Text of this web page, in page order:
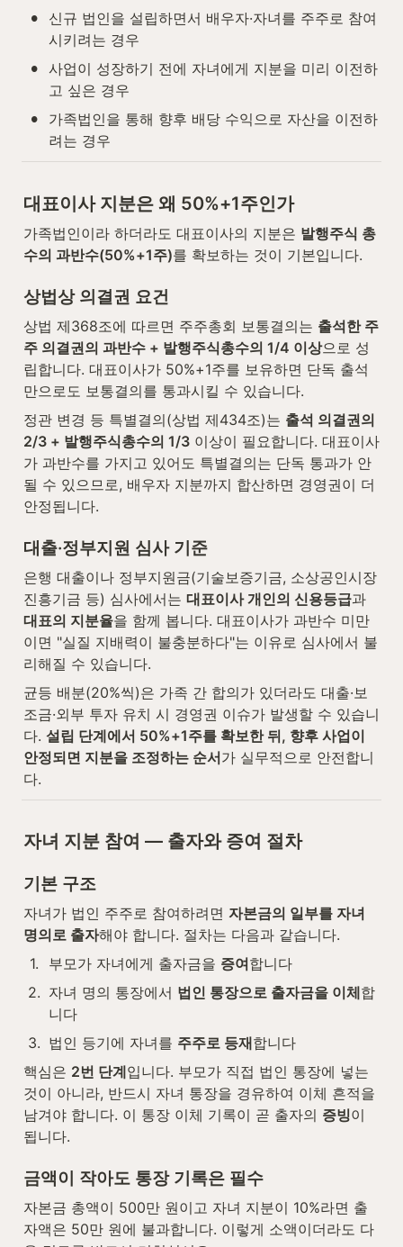
•
신규 법인을 설립하면서 배우자·자녀를 주주로 참여
시키려는 경우
• 사업이 성장하기 전에 자녀에게 지분을 미리 이전하
고 싶은 경우
•
가족법인을 통해 향후 배당 수익으로 자산을 이전하
려는 경우
대표이사 지분은 왜 50%+1주인가
가족법인이라 하더라도 대표이사의 지분은 발행주식 총
수의 과반수(50%+1주)를 확보하는 것이 기본입니다.
상법상 의결권 요건
상법 제368조에 따르면 주주총회 보통결의는 출석한 주
주 의결권의 과반수 + 발행주식총수의 1/4 이상으로 성
립합니다. 대표이사가 50%+1주를 보유하면 단독 출석
만으로도 보통결의를 통과시킬 수 있습니다.
정관 변경 등 특별결의(상법 제434조)는 출석 의결권의
2/3 + 발행주식총수의 1/3 이상이 필요합니다. 대표이사
가 과반수를 가지고 있어도 특별결의는 단독 통과가 안
될 수 있으므로, 배우자 지분까지 합산하면 경영권이 더
안정됩니다.
대출·정부지원 심사 기준
은행 대출이나 정부지원금(기술보증기금, 소상공인시장
진흥기금 등) 심사에서는 대표이사 개인의 신용등급
대표의 지분율을 함께 봅니다. 대표이사가 과반수 미만
이면 "실질 지배력이 불충분하다"는 이유로 심사에서 불
리해질 수 있습니다.
균등 배분(20%씩)은 가족 간 합의가 있더라도 대출·보
조금·외부 투자 유치 시 경영권 이슈가 발생할 수 있습니
다. 설립 단계에서 50%+1주를 확보한 뒤, 향후 사업이
안정되면 지분을 조정하는 순서가 실무적으로 안전합니
다.
자녀 지분 참여 — 출자와 증여 절차
기본 구조
자녀가 법인 주주로 참여하려면 자본금의 일부를 자녀
명의로 출자해야 합니다. 절차는 다음과 같습니다.
1. 부모가 자녀에게 출자금을 증여합니다
2. 자녀 명의 통장에서 법인 통장으로 출자금을 이체합
니다
3. 법인 등기에 자녀를 주주로 등재합니다
핵심은 2번 단계입니다. 부모가 직접 법인 통장에 넣는
것이 아니라, 반드시 자녀 통장을 경유하여 이체 흔적을
남겨야 합니다. 이 통장 이체 기록이 곧 출자의 증빙이
됩니다.
금액이 작아도 통장 기록은 필수
자본금 총액이 500만 원이고 자녀 지분이 10%라면 출
자액은 50만 원에 불과합니다. 이렇게 소액이더라도 다